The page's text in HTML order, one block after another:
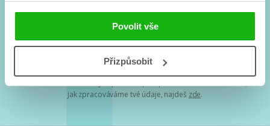
Povolit vše
Přizpůsobit
Souhlasím spodmínkami zpracování osobních údajů
Tvá e-mailová adresa je u nás v bezpečí. Přečti si
jak zpracováváme tvé údaje, najdeš zde.